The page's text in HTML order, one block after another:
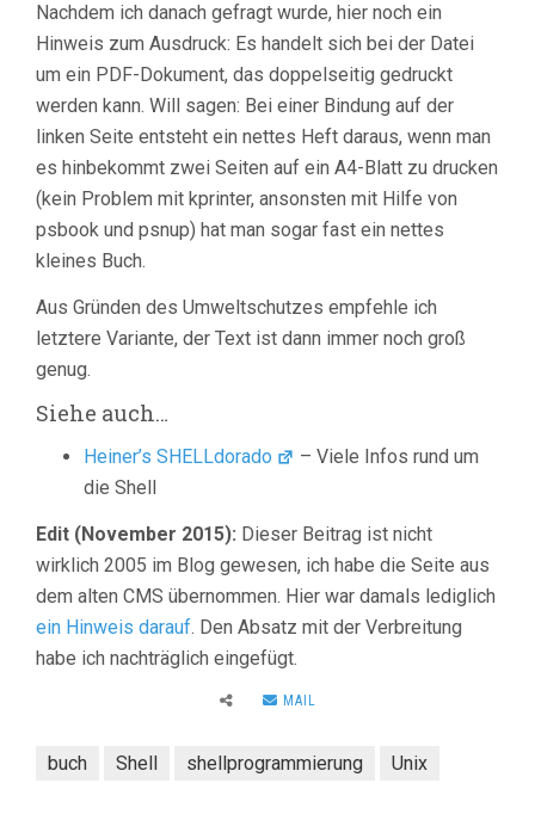
Nachdem ich danach gefragt wurde, hier noch ein
Hinweis zum Ausdruck: Es handelt sich bei der Datei
um ein PDF-Dokument, das doppelseitig gedruckt
werden kann. Will sagen: Bei einer Bindung auf der
linken Seite entsteht ein nettes Heft daraus, wenn man
es hinbekommt zwei Seiten auf ein A4-Blatt zu drucken
(kein Problem mit kprinter, ansonsten mit Hilfe von
psbook und psnup) hat man sogar fast ein nettes
kleines Buch.
Aus Gründen des Umweltschutzes empfehle ich
letztere Variante, der Text ist dann immer noch groß
genug.
Siehe auch…
Heiner’s SHELLdorado
– Viele Infos rund um
die Shell
Edit (November 2015): Dieser Beitrag ist nicht
wirklich 2005 im Blog gewesen, ich habe die Seite aus
dem alten CMS übernommen. Hier war damals lediglich
ein Hinweis darauf. Den Absatz mit der Verbreitung
habe ich nachträglich eingefügt.
MAIL
buch Shell shellprogrammierung Unix